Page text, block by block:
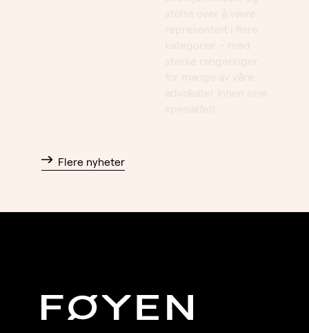
Flere nyheter